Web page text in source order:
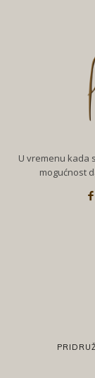
U vremenu kada
mogućnost